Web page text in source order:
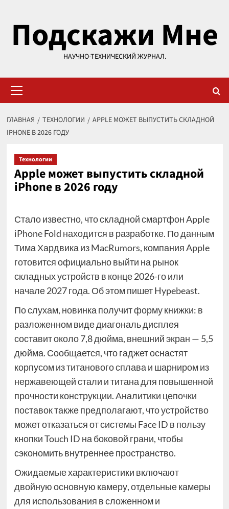
содержимому
Подскажи Мне
НАУЧНО-ТЕХНИЧЕСКИЙ ЖУРНАЛ.
меню
ГЛАВНАЯ ТЕХНОЛОГИИ
APPLE МОЖЕТ ВЫПУСТИТЬ СКЛАДНОЙ
IPHONE В 2026 ГОДУ
Технологии
Apple может выпустить складной
iPhone в 2026 году
Стало известно, что складной смартфон Apple
iPhone Fold находится в разработке. По данным
Тима Хардвика из MacRumors, компания Apple
готовится официально выйти на рынок
складных устройств в конце 2026-го или
начале 2027 года. Об этом пишет Hypebeast.
По слухам, новинка получит форму книжки: в
разложенном виде диагональ дисплея
составит около 7,8 дюйма, внешний экран — 5,5
дюйма. Сообщается, что гаджет оснастят
корпусом из титанового сплава и шарниром из
нержавеющей стали и титана для повышенной
прочности конструкции. Аналитики цепочки
поставок также предполагают, что устройство
может отказаться от системы Face ID в пользу
кнопки Touch ID на боковой грани, чтобы
сэкономить внутреннее пространство.
Ожидаемые характеристики включают
двойную основную камеру, отдельные камеры
для использования в сложенном и